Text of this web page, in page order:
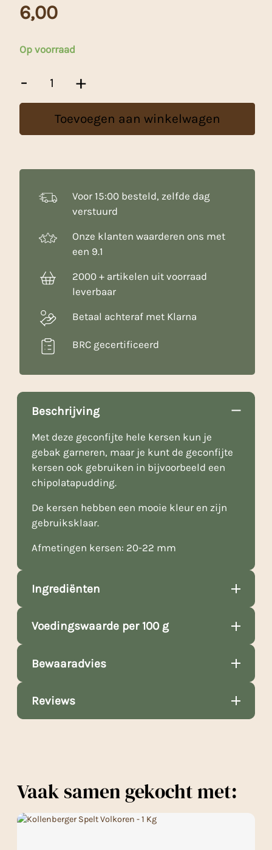
6,00
Op voorraad
-
Steensma
Assorti
475
+
Toevoegen aan winkelwagen
Voor 15:00 besteld, zelfde dag
verstuurd
Onze klanten waarderen ons met
een 9.1
2000 + artikelen uit voorraad
leverbaar
Betaal achteraf met Klarna
BRC gecertificeerd
Beschrijving
Met deze geconfijte hele kersen kun je
gebak garneren, maar je kunt de geconfijte
kersen ook gebruiken in bijvoorbeeld een
chipolatapudding.
De kersen hebben een mooie kleur en zijn
gebruiksklaar.
Afmetingen kersen: 20-22 mm
Ingrediënten
Voedingswaarde per 100 g
Bewaaradvies
Reviews
Vaak samen gekocht met: